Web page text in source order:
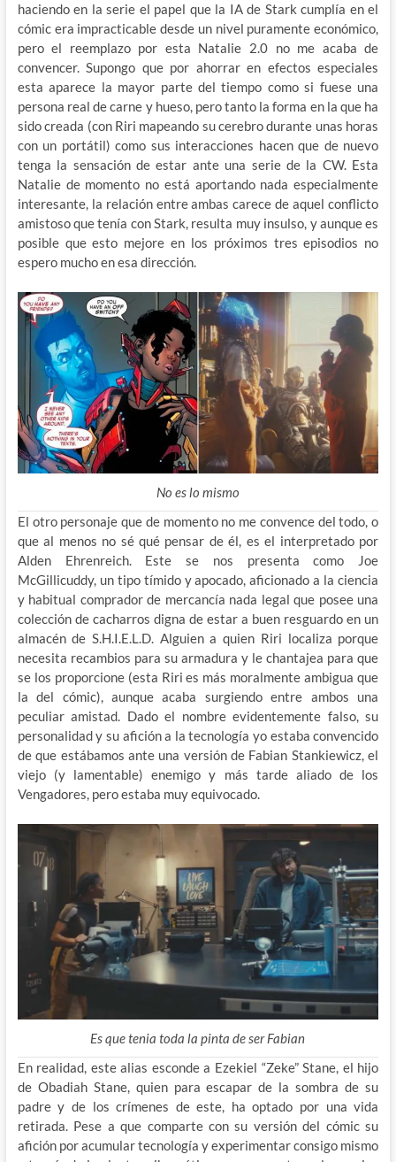
haciendo en la serie el papel que la IA de Stark cumplía en el
cómic era impracticable desde un nivel puramente económico,
pero el reemplazo por esta Natalie 2.0 no me acaba de
convencer. Supongo que por ahorrar en efectos especiales
esta aparece la mayor parte del tiempo como si fuese una
persona real de carne y hueso, pero tanto la forma en la que ha
sido creada (con Riri mapeando su cerebro durante unas horas
con un portátil) como sus interacciones hacen que de nuevo
tenga la sensación de estar ante una serie de la CW. Esta
Natalie de momento no está aportando nada especialmente
interesante, la relación entre ambas carece de aquel conflicto
amistoso que tenía con Stark, resulta muy insulso, y aunque es
posible que esto mejore en los próximos tres episodios no
espero mucho en esa dirección.
No es lo mismo
El otro personaje que de momento no me convence del todo, o
que al menos no sé qué pensar de él, es el interpretado por
Alden Ehrenreich. Este se nos presenta como Joe
McGillicuddy, un tipo tímido y apocado, aficionado a la ciencia
y habitual comprador de mercancía nada legal que posee una
colección de cacharros digna de estar a buen resguardo en un
almacén de S.H.I.E.L.D. Alguien a quien Riri localiza porque
necesita recambios para su armadura y le chantajea para que
se los proporcione (esta Riri es más moralmente ambigua que
la del cómic), aunque acaba surgiendo entre ambos una
peculiar amistad. Dado el nombre evidentemente falso, su
personalidad y su afición a la tecnología yo estaba convencido
de que estábamos ante una versión de Fabian Stankiewicz, el
viejo (y lamentable) enemigo y más tarde aliado de los
Vengadores, pero estaba muy equivocado.
Es que tenia toda la pinta de ser Fabian
En realidad, este alias esconde a Ezekiel “Zeke” Stane, el hijo
de Obadiah Stane, quien para escapar de la sombra de su
padre y de los crímenes de este, ha optado por una vida
retirada. Pese a que comparte con su versión del cómic su
afición por acumular tecnología y experimentar consigo mismo